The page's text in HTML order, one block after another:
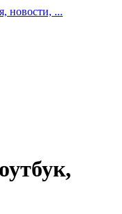
новости, ...